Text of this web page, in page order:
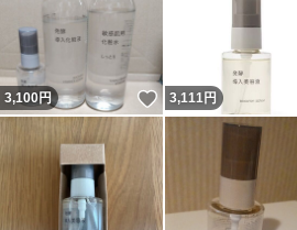
3,100円 いいね！
3,111円